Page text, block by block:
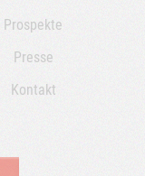
Prospekte
Presse
Kontakt